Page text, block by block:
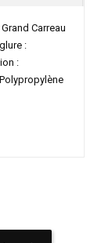
Carreau
:
: